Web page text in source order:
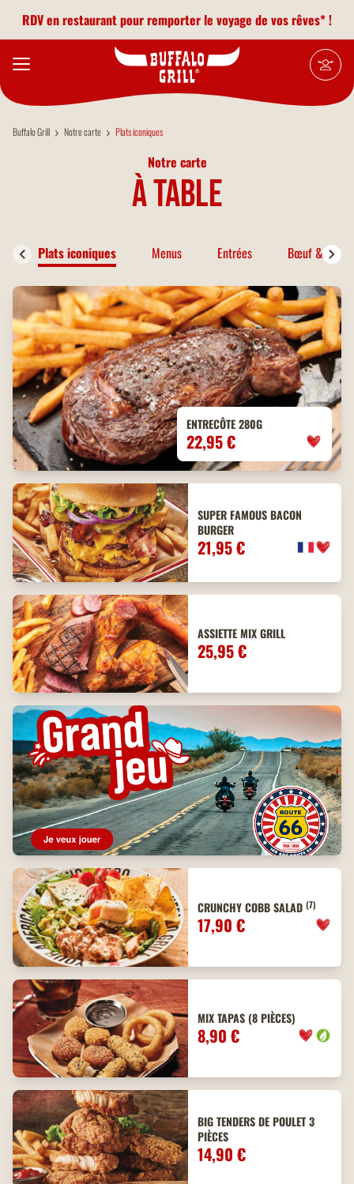
RDV en restaurant pour remporter le voyage de vos rêves* !
Buffalo Grill Notre carte Plats iconiques
Notre carte
à table
Plats iconiques Menus Entrées Bœuf & Bison
ENTRECÔTE 280G
22,95 €
SUPER FAMOUS BACON
BURGER
21,95 €
ASSIETTE MIX GRILL
25,95 €
CRUNCHY COBB SALAD (7)
17,90 €
MIX TAPAS (8 PIÈCES)
8,90 €
BIG TENDERS DE POULET 3
PIÈCES
14,90 €